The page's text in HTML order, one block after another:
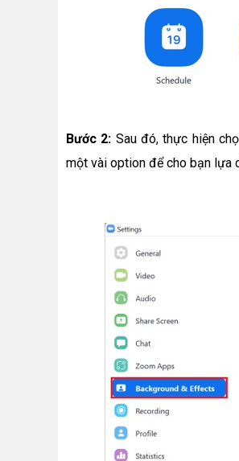
Bước 2: Sau đó, thực hiện
một vài option để cho bạn lựa